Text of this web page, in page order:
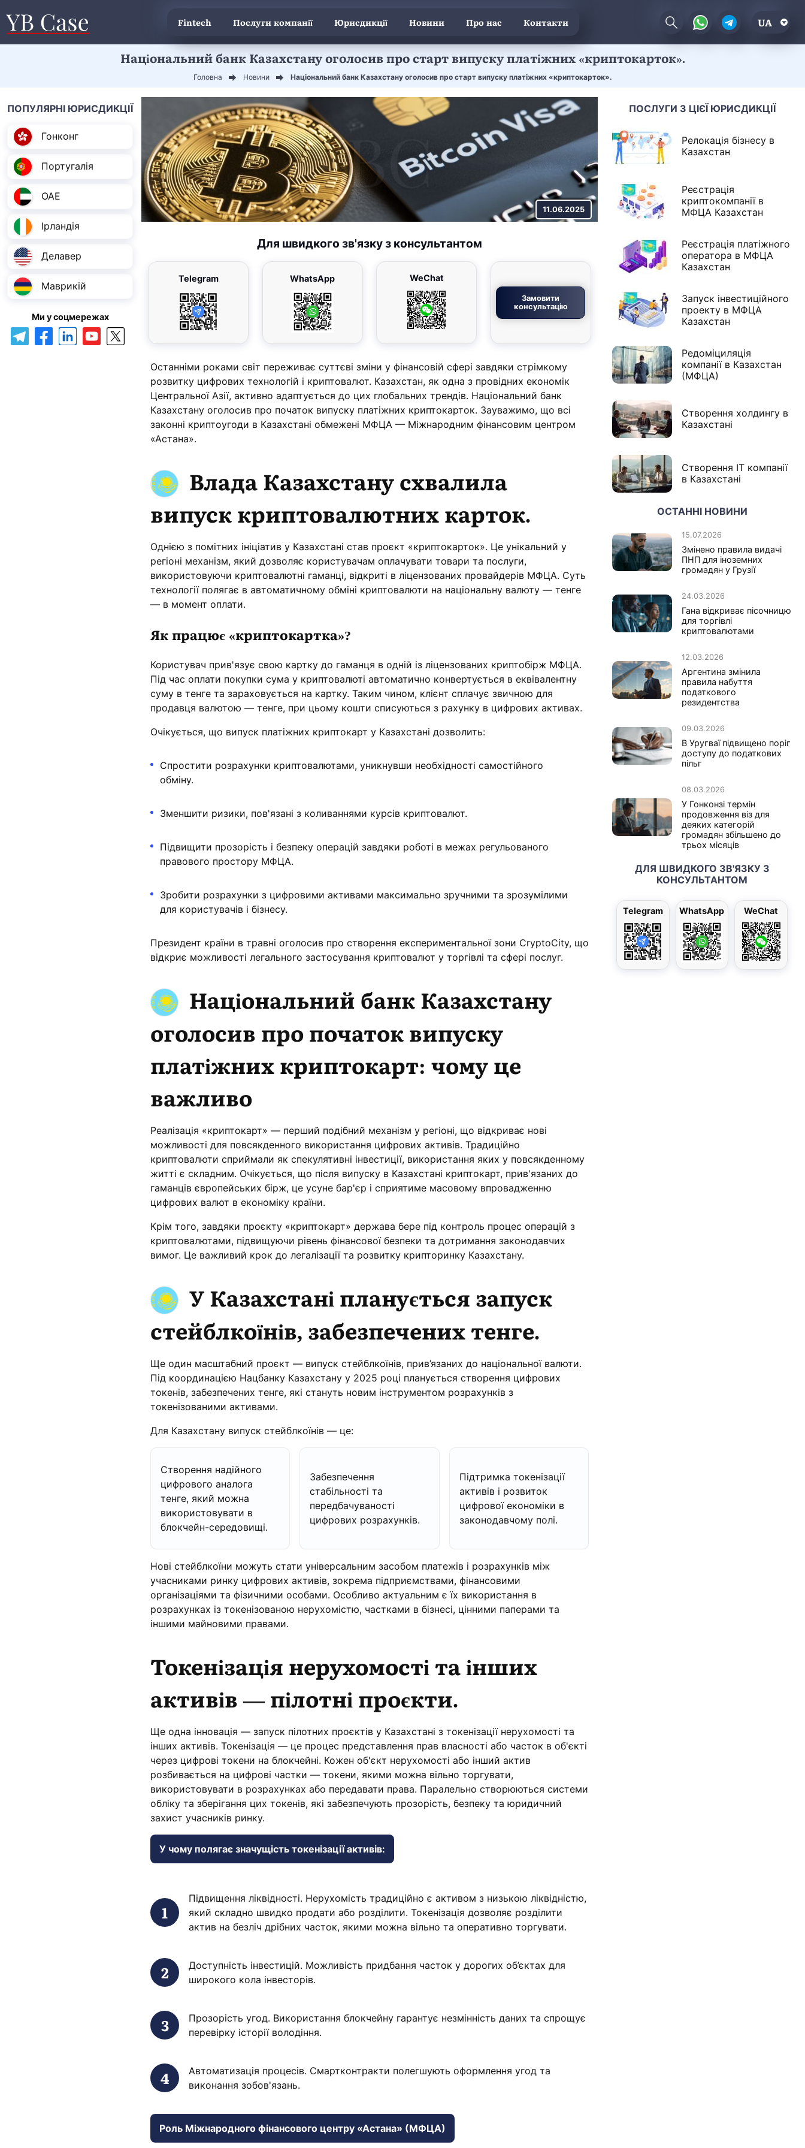
Fintech Послуги компанії Юрисдикції Новини Про нас Контакти UA
Національний банк Казахстану оголосив про старт випуску платіжних «криптокарток».
Головна Новини Національний банк Казахстану оголосив про старт випуску платіжних «криптокарток».
ПОПУЛЯРНІ ЮРИСДИКЦІЇ
Гонконг
Португалія
ОАЕ
Ірландія
Делавер
Маврикій
Ми у соцмережах
11.06.2025
Для швидкого зв'язку з консультантом
Telegram WhatsApp WeChat
Замовити
консультацію
Останніми роками світ переживає суттєві зміни у фінансовій сфері завдяки стрімкому
розвитку цифрових технологій і криптовалют. Казахстан, як одна з провідних економік
Центральної Азії, активно адаптується до цих глобальних трендів. Національний банк
Казахстану оголосив про початок випуску платіжних криптокарток. Зауважимо, що всі
законні криптоугоди в Казахстані обмежені МФЦА — Міжнародним фінансовим центром
«Астана».
Влада Казахстану схвалила
випуск криптовалютних карток.
Однією з помітних ініціатив у Казахстані став проєкт «криптокарток». Це унікальний у
регіоні механізм, який дозволяє користувачам оплачувати товари та послуги,
використовуючи криптовалютні гаманці, відкриті в ліцензованих провайдерів МФЦА. Суть
технології полягає в автоматичному обміні криптовалюти на національну валюту — тенге
— в момент оплати.
Як працює «криптокартка»?
Користувач прив'язує свою картку до гаманця в одній із ліцензованих криптобірж МФЦА.
Під час оплати покупки сума у криптовалюті автоматично конвертується в еквівалентну
суму в тенге та зараховується на картку. Таким чином, клієнт сплачує звичною для
продавця валютою — тенге, при цьому кошти списуються з рахунку в цифрових активах.
Очікується, що випуск платіжних криптокарт у Казахстані дозволить:
Спростити розрахунки криптовалютами, уникнувши необхідності самостійного
обміну.
Зменшити ризики, пов'язані з коливаннями курсів криптовалют.
Підвищити прозорість і безпеку операцій завдяки роботі в межах регульованого
правового простору МФЦА.
Зробити розрахунки з цифровими активами максимально зручними та зрозумілими
для користувачів і бізнесу.
Президент країни в травні оголосив про створення експериментальної зони CryptoCity, що
відкриє можливості легального застосування криптовалют у торгівлі та сфері послуг.
Національний банк Казахстану
оголосив про початок випуску
платіжних криптокарт: чому це
важливо
Реалізація «криптокарт» — перший подібний механізм у регіоні, що відкриває нові
можливості для повсякденного використання цифрових активів. Традиційно
криптовалюти сприймали як спекулятивні інвестиції, використання яких у повсякденному
житті є складним. Очікується, що після випуску в Казахстані криптокарт, прив'язаних до
гаманців європейських бірж, це усуне бар'єр і сприятиме масовому впровадженню
цифрових валют в економіку країни.
Крім того, завдяки проєкту «криптокарт» держава бере під контроль процес операцій з
криптовалютами, підвищуючи рівень фінансової безпеки та дотримання законодавчих
вимог. Це важливий крок до легалізації та розвитку крипторинку Казахстану.
У Казахстані планується запуск
стейблкоїнів, забезпечених тенге.
Ще один масштабний проєкт — випуск стейблкоїнів, прив’язаних до національної валюти.
Під координацією Нацбанку Казахстану у 2025 році планується створення цифрових
токенів, забезпечених тенге, які стануть новим інструментом розрахунків з
токенізованими активами.
Для Казахстану випуск стейблкоїнів — це:
Створення надійного
цифрового аналога
тенге, який можна
використовувати в
блокчейн-середовищі.
Забезпечення
стабільності та
передбачуваності
цифрових розрахунків.
Підтримка токенізації
активів і розвиток
цифрової економіки в
законодавчому полі.
Нові стейблкоїни можуть стати універсальним засобом платежів і розрахунків між
учасниками ринку цифрових активів, зокрема підприємствами, фінансовими
організаціями та фізичними особами. Особливо актуальним є їх використання в
розрахунках із токенізованою нерухомістю, частками в бізнесі, цінними паперами та
іншими майновими правами.
Токенізація нерухомості та інших
активів — пілотні проєкти.
Ще одна інновація — запуск пілотних проєктів у Казахстані з токенізації нерухомості та
інших активів. Токенізація — це процес представлення прав власності або часток в об'єкті
через цифрові токени на блокчейні. Кожен об'єкт нерухомості або інший актив
розбивається на цифрові частки — токени, якими можна вільно торгувати,
використовувати в розрахунках або передавати права. Паралельно створюються системи
обліку та зберігання цих токенів, які забезпечують прозорість, безпеку та юридичний
захист учасників ринку.
У чому полягає значущість токенізації активів:
Підвищення ліквідності. Нерухомість традиційно є активом з низькою ліквідністю,
який складно швидко продати або розділити. Токенізація дозволяє розділити
актив на безліч дрібних часток, якими можна вільно та оперативно торгувати.
Доступність інвестицій. Можливість придбання часток у дорогих об’єктах для
широкого кола інвесторів.
Прозорість угод. Використання блокчейну гарантує незмінність даних та спрощує
перевірку історії володіння.
Автоматизація процесів. Смартконтракти полегшують оформлення угод та
виконання зобов'язань.
Роль Міжнародного фінансового центру «Астана» (МФЦА)
ПОСЛУГИ З ЦІЄЇ ЮРИСДИКЦІЇ
Релокація бізнесу в
Казахстан
Реєстрація
криптокомпанії в
МФЦА Казахстан
Реєстрація платіжного
оператора в МФЦА
Казахстан
Запуск інвестиційного
проекту в МФЦА
Казахстан
Редоміциляція
компанії в Казахстан
(МФЦА)
Створення холдингу в
Казахстані
Створення IT компанії
в Казахстані
ОСТАННІ НОВИНИ
15.07.2026
Змінено правила видачі
ПНП для іноземних
громадян у Грузії
24.03.2026
Гана відкриває пісочницю
для торгівлі
криптовалютами
12.03.2026
Аргентина змінила
правила набуття
податкового
резидентства
09.03.2026
В Уругваї підвищено поріг
доступу до податкових
пільг
08.03.2026
У Гонконзі термін
продовження віз для
деяких категорій
громадян збільшено до
трьох місяців
ДЛЯ ШВИДКОГО ЗВ'ЯЗКУ З
КОНСУЛЬТАНТОМ
Telegram WhatsApp WeChat